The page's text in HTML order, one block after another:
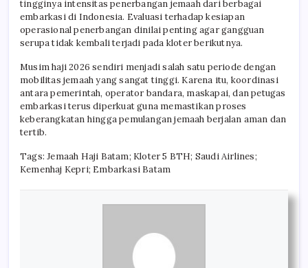
tingginya intensitas penerbangan jemaah dari berbagai
embarkasi di Indonesia. Evaluasi terhadap kesiapan
operasional penerbangan dinilai penting agar gangguan
serupa tidak kembali terjadi pada kloter berikutnya.
Musim haji 2026 sendiri menjadi salah satu periode dengan
mobilitas jemaah yang sangat tinggi. Karena itu, koordinasi
antara pemerintah, operator bandara, maskapai, dan petugas
embarkasi terus diperkuat guna memastikan proses
keberangkatan hingga pemulangan jemaah berjalan aman dan
tertib.
Tags: Jemaah Haji Batam; Kloter 5 BTH; Saudi Airlines;
Kemenhaj Kepri; Embarkasi Batam